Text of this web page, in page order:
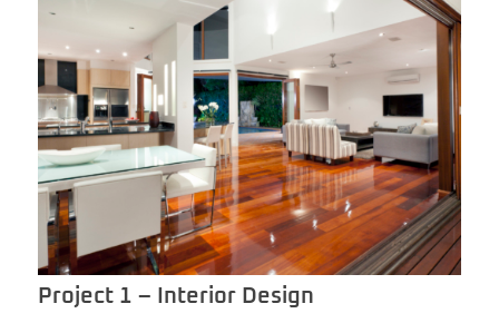
Project 1 – Interior Design